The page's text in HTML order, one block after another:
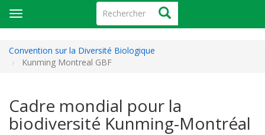
Rechercher Rechercher
Toggle
navigation
Convention sur la Diversité Biologique
Kunming Montreal GBF
Cadre mondial pour la
biodiversité Kunming-Montréal